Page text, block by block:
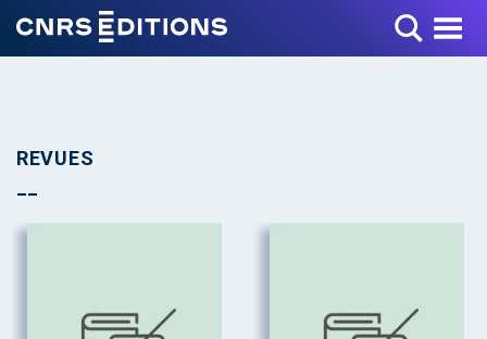
Toggle Menu
REVUES